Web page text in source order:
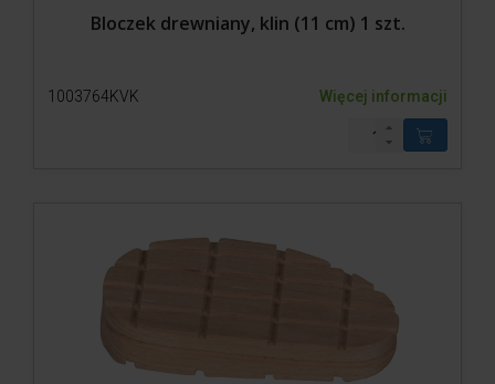
Bloczek drewniany, klin (11 cm) 1 szt.
1003764KVK Więcej informacji